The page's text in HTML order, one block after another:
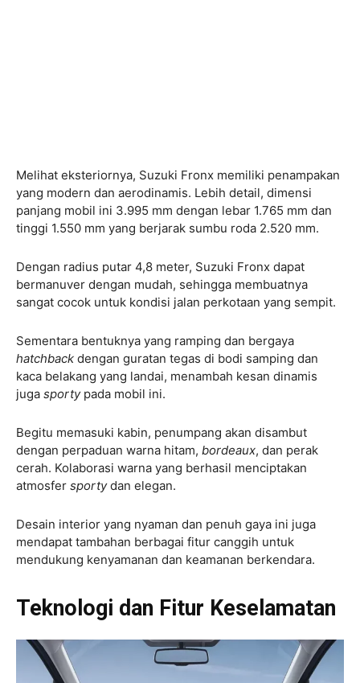
Melihat eksteriornya, Suzuki Fronx memiliki penampakan
yang modern dan aerodinamis. Lebih detail, dimensi
panjang mobil ini 3.995 mm dengan lebar 1.765 mm dan
tinggi 1.550 mm yang berjarak sumbu roda 2.520 mm.
Dengan radius putar 4,8 meter, Suzuki Fronx dapat
bermanuver dengan mudah, sehingga membuatnya
sangat cocok untuk kondisi jalan perkotaan yang sempit.
Sementara bentuknya yang ramping dan bergaya
hatchback dengan guratan tegas di bodi samping dan
kaca belakang yang landai, menambah kesan dinamis
juga sportypada mobil ini.
Begitu memasuki kabin, penumpang akan disambut
dengan perpaduan warna hitam, bordeaux, dan perak
cerah. Kolaborasi warna yang berhasil menciptakan
atmosfer sportydan elegan.
Desain interior yang nyaman dan penuh gaya ini juga
mendapat tambahan berbagai fitur canggih untuk
mendukung kenyamanan dan keamanan berkendara.
Teknologi dan Fitur Keselamatan